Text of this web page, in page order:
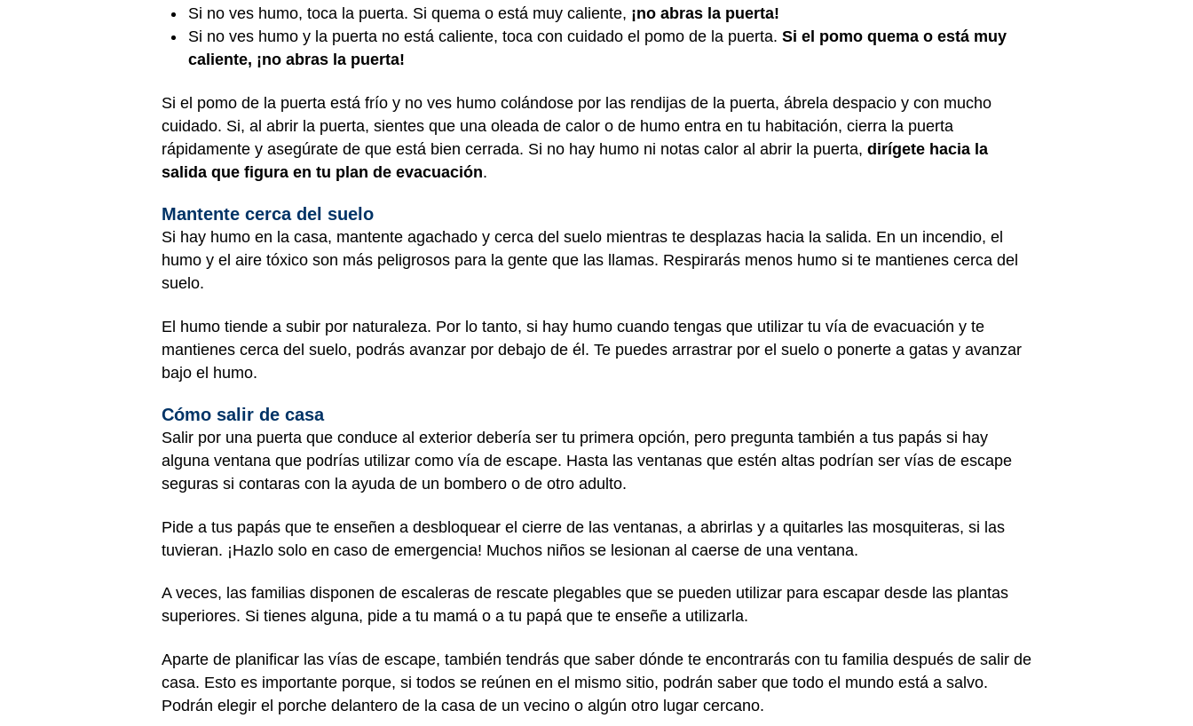
Si no ves humo, toca la puerta. Si quema o está muy caliente, ¡no abras la puerta!
Si no ves humo y la puerta no está caliente, toca con cuidado el pomo de la puerta. Si el pomo quema o está muy
caliente, ¡no abras la puerta!
Si el pomo de la puerta está frío y no ves humo colándose por las rendijas de la puerta, ábrela despacio y con mucho
cuidado. Si, al abrir la puerta, sientes que una oleada de calor o de humo entra en tu habitación, cierra la puerta
rápidamente y asegúrate de que está bien cerrada. Si no hay humo ni notas calor al abrir la puerta, dirígete hacia la
salida que figura en tu plan de evacuación.
Mantente cerca del suelo
Si hay humo en la casa, mantente agachado y cerca del suelo mientras te desplazas hacia la salida. En un incendio, el
humo y el aire tóxico son más peligrosos para la gente que las llamas. Respirarás menos humo si te mantienes cerca del
suelo.
El humo tiende a subir por naturaleza. Por lo tanto, si hay humo cuando tengas que utilizar tu vía de evacuación y te
mantienes cerca del suelo, podrás avanzar por debajo de él. Te puedes arrastrar por el suelo o ponerte a gatas y avanzar
bajo el humo.
Cómo salir de casa
Salir por una puerta que conduce al exterior debería ser tu primera opción, pero pregunta también a tus papás si hay
alguna ventana que podrías utilizar como vía de escape. Hasta las ventanas que estén altas podrían ser vías de escape
seguras si contaras con la ayuda de un bombero o de otro adulto.
Pide a tus papás que te enseñen a desbloquear el cierre de las ventanas, a abrirlas y a quitarles las mosquiteras, si las
tuvieran. ¡Hazlo solo en caso de emergencia! Muchos niños se lesionan al caerse de una ventana.
A veces, las familias disponen de escaleras de rescate plegables que se pueden utilizar para escapar desde las plantas
superiores. Si tienes alguna, pide a tu mamá o a tu papá que te enseñe a utilizarla.
Aparte de planificar las vías de escape, también tendrás que saber dónde te encontrarás con tu familia después de salir de
casa. Esto es importante porque, si todos se reúnen en el mismo sitio, podrán saber que todo el mundo está a salvo.
Podrán elegir el porche delantero de la casa de un vecino o algún otro lugar cercano.